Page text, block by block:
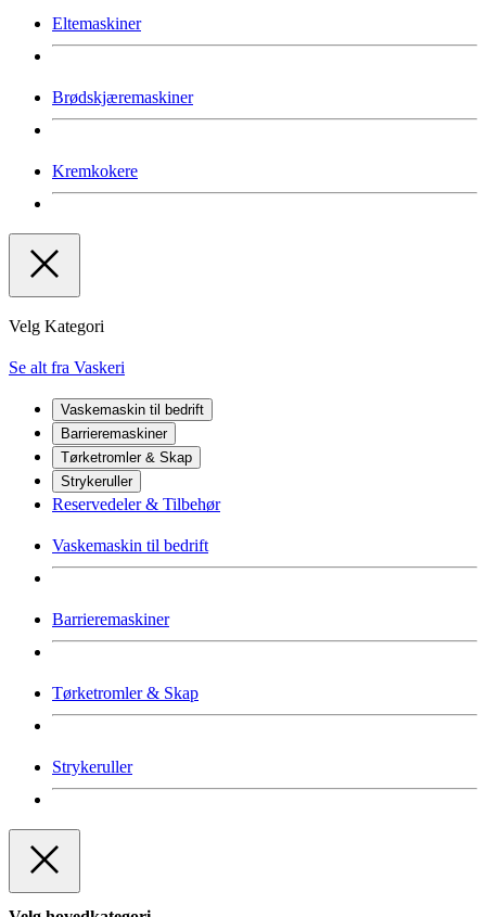
Eltemaskiner
Brødskjæremaskiner
Kremkokere
Velg Kategori
Se alt fra Vaskeri
Vaskemaskin til bedrift
Barrieremaskiner
Tørketromler & Skap
Strykeruller
Reservedeler & Tilbehør
Vaskemaskin til bedrift
Barrieremaskiner
Tørketromler & Skap
Strykeruller